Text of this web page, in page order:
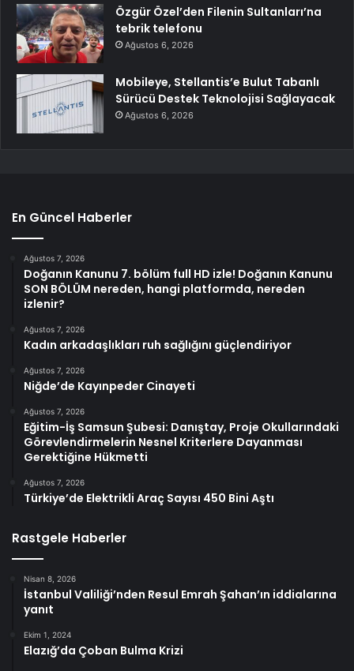
Özgür Özel’den Filenin Sultanları’na
tebrik telefonu
Ağustos 6, 2026
Mobileye, Stellantis’e Bulut Tabanlı
Sürücü Destek Teknolojisi Sağlayacak
Ağustos 6, 2026
En Güncel Haberler
Ağustos 7, 2026
Doğanın Kanunu 7. bölüm full HD izle! Doğanın Kanunu
SON BÖLÜM nereden, hangi platformda, nereden
izlenir?
Ağustos 7, 2026
Kadın arkadaşlıkları ruh sağlığını güçlendiriyor
Ağustos 7, 2026
Niğde’de Kayınpeder Cinayeti
Ağustos 7, 2026
Eğitim-İş Samsun Şubesi: Danıştay, Proje Okullarındaki
Görevlendirmelerin Nesnel Kriterlere Dayanması
Gerektiğine Hükmetti
Ağustos 7, 2026
Türkiye’de Elektrikli Araç Sayısı 450 Bini Aştı
Rastgele Haberler
Nisan 8, 2026
İstanbul Valiliği’nden Resul Emrah Şahan’ın iddialarına
yanıt
Ekim 1, 2024
Elazığ’da Çoban Bulma Krizi